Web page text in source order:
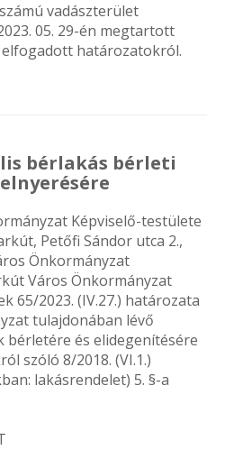
vadászterület
05. 29-én megtartott
határozatokról.
bérlakás bérleti
Képviselő-testülete
Petőfi Sándor utca 2.,
Önkormányzat
Város Önkormányzat
65/2023. (IV.27.) határozata
tulajdonában lévő
bérletére és elidegenítésére
szóló 8/2018. (VI.1.)
lakásrendelet) 5. §-a